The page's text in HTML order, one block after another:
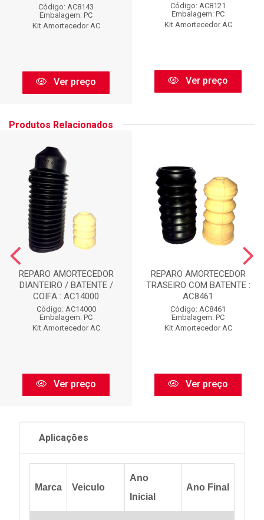
Código: AC8143
Embalagem: PC
Kit Amortecedor AC
Ver preço
Código: AC8121
Embalagem: PC
Kit Amortecedor AC
Ver preço
Produtos Relacionados
REPARO AMORTECEDOR
DIANTEIRO / BATENTE /
COIFA : AC14000
Código: AC14000
Embalagem: PC
Kit Amortecedor AC
Ver preço
REPARO AMORTECEDOR
TRASEIRO COM BATENTE :
AC8461
Código: AC8461
Embalagem: PC
Kit Amortecedor AC
Ver preço
Aplicações
Marca Veiculo
Ano
Inicial
Ano Final